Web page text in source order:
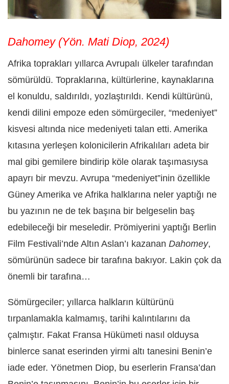
Dahomey (Yön. Mati Diop, 2024)
Afrika toprakları yıllarca Avrupalı ülkeler tarafından
sömürüldü. Topraklarına, kültürlerine, kaynaklarına
el konuldu, saldırıldı, yozlaştırıldı. Kendi kültürünü,
kendi dilini empoze eden sömürgeciler, “medeniyet”
kisvesi altında nice medeniyeti talan etti. Amerika
kıtasına yerleşen kolonicilerin Afrikalıları adeta bir
mal gibi gemilere bindirip köle olarak taşımasıysa
apayrı bir mevzu. Avrupa “medeniyet”inin özellikle
Güney Amerika ve Afrika halklarına neler yaptığı ne
bu yazının ne de tek başına bir belgeselin baş
edebileceği bir meseledir. Prömiyerini yaptığı Berlin
Film Festivali’nde Altın Aslan’ı kazanan Dahomey,
sömürünün sadece bir tarafına bakıyor. Lakin çok da
önemli bir tarafına…
Sömürgeciler; yıllarca halkların kültürünü
tırpanlamakla kalmamış, tarihi kalıntılarını da
çalmıştır. Fakat Fransa Hükümeti nasıl olduysa
binlerce sanat eserinden yirmi altı tanesini Benin’e
iade eder. Yönetmen Diop, bu eserlerin Fransa’dan